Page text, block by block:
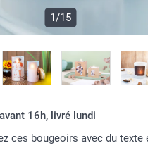
1/15
16h, livré lundi
ces bougeoirs avec du texte